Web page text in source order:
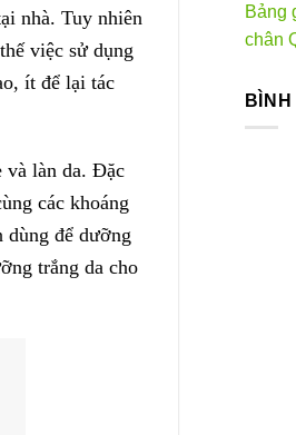
nhà. Tuy nhiên
việc sử dụng
ít để lại tác
và làn da. Đặc
các khoáng
dùng để dưỡng
trắng da cho
Bảng
chân